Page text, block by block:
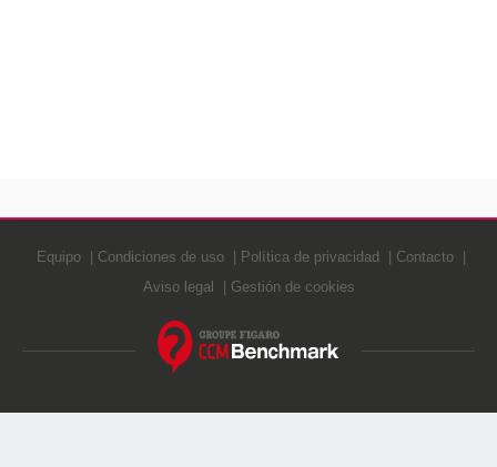
Equipo Condiciones de uso Política de privacidad
Contacto
Aviso legal
Gestión de cookies